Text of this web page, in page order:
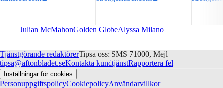
Julian McMahonGolden GlobeAlyssa Milano
Tjänstgörande redaktörerTipsa oss: SMS 71000, Mejl
tipsa@aftonbladet.seKontakta kundtjänstRapportera fel
Inställningar för cookies
PersonuppgiftspolicyCookiepolicyAnvändarvillkor